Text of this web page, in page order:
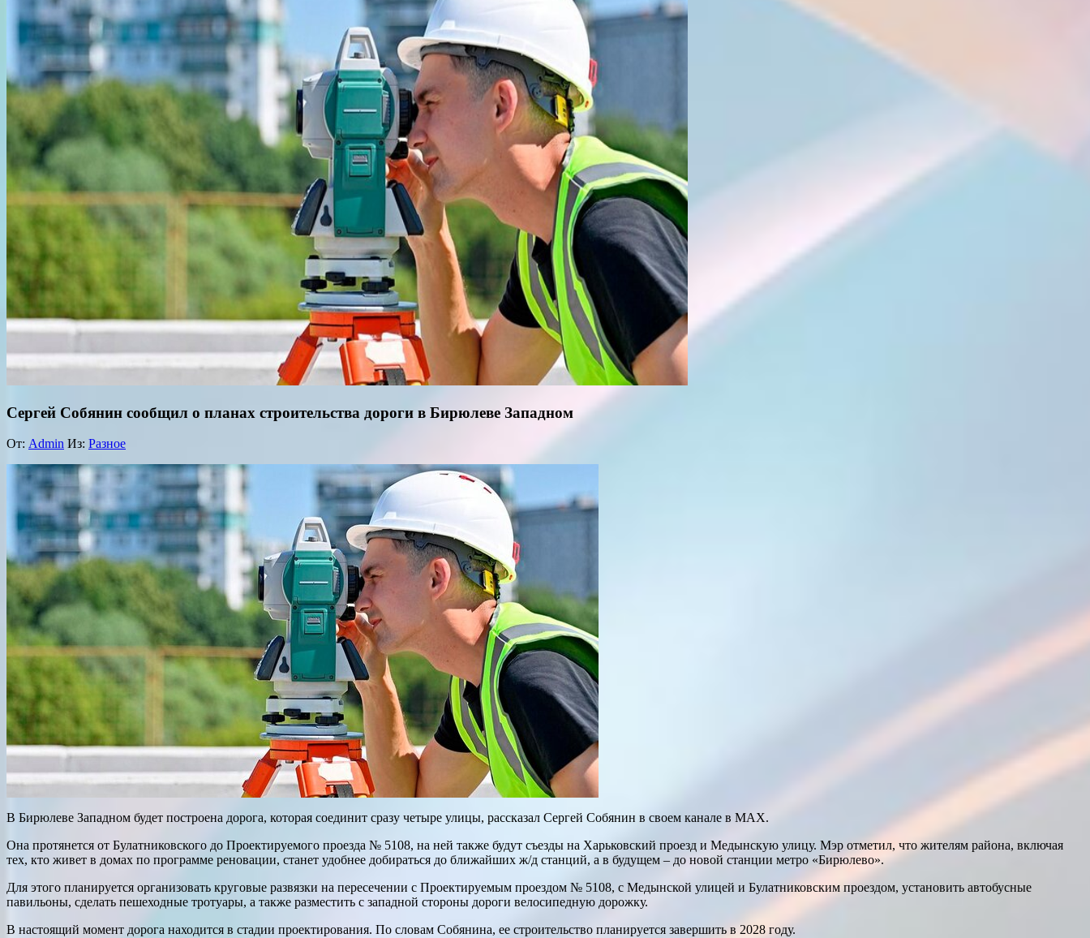
Сергей Собянин сообщил о планах строительства дороги в Бирюлеве Западном
От: Admin Из: Разное
В Бирюлеве Западном будет построена дорога, которая соединит сразу четыре улицы, рассказал Сергей Собянин в своем канале в МАХ.
Она протянется от Булатниковского до Проектируемого проезда № 5108, на ней также будут съезды на Харьковский проезд и Медынскую улицу. Мэр отметил, что жителям района, включая
тех, кто живет в домах по программе реновации, станет удобнее добираться до ближайших ж/д станций, а в будущем – до новой станции метро «Бирюлево».
Для этого планируется организовать круговые развязки на пересечении с Проектируемым проездом № 5108, с Медынской улицей и Булатниковским проездом, установить автобусные
павильоны, сделать пешеходные тротуары, а также разместить с западной стороны дороги велосипедную дорожку.
В настоящий момент дорога находится в стадии проектирования. По словам Собянина, ее строительство планируется завершить в 2028 году.